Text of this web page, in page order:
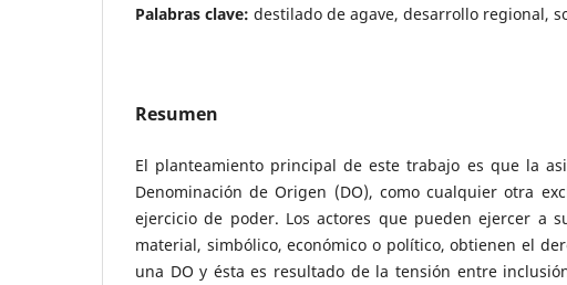
Palabras clave: destilado de agave, desarrollo regional,
Resumen
El planteamiento principal de este trabajo es que la
Denominación de Origen (DO), como cualquier otra
ejercicio de poder. Los actores que pueden ejercer a
material, simbólico, económico o político, obtienen el
una DO y ésta es resultado de la tensión entre